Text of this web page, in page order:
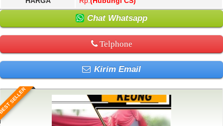
Chat Whatsapp
Telphone
Kirim Email
SELLER